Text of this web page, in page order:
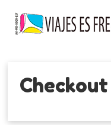
Checkout